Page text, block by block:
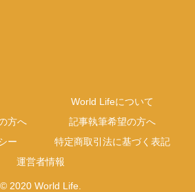
World Lifeについて
方へ
記事執筆希望の方へ
ー
特定商取引法に基づく表記
運営者情報
© 2020 World Life.